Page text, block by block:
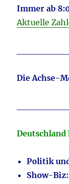
Immer ab
Aktuelle
Die Achse-
Deutschland
Politik
Show-Biz: